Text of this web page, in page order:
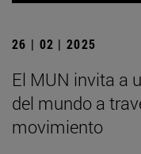
26 | 02 | 2025
El MUN invita a
del mundo a
movimiento